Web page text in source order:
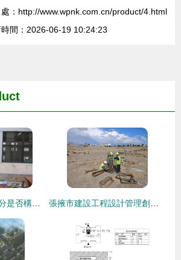
：http://www.wpnk.com.cn/product/4.html
間：2026-06-19 10:24:23